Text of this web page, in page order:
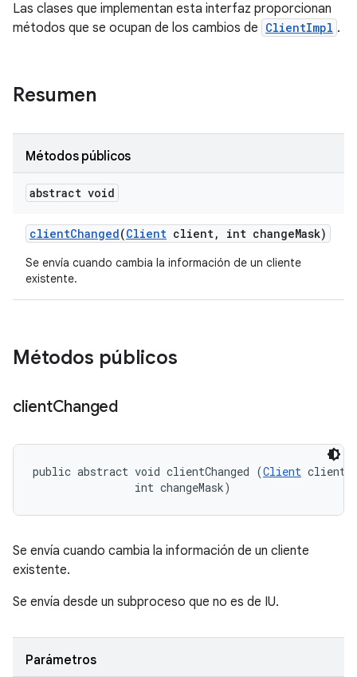
Las clases que implementan esta interfaz proporcionan
métodos que se ocupan de los cambios de ClientImpl .
Resumen
Métodos públicos
abstract void
clientChanged(Client client, int changeMask)
Se envía cuando cambia la información de un cliente
existente.
Métodos públicos
clientChanged
public abstract void clientChanged (Client
                int changeMask)
Se envía cuando cambia la información de un cliente
existente.
Se envía desde un subproceso que no es de IU.
Parámetros